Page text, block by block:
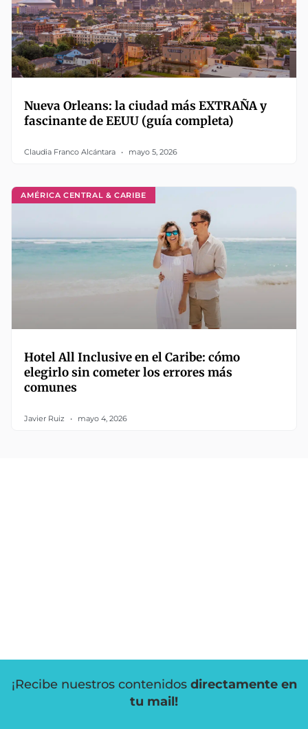
Nueva Orleans: la ciudad más EXTRAÑA y
fascinante de EEUU (guía completa)
Claudia Franco Alcántara mayo 5, 2026
AMÉRICA CENTRAL & CARIBE
Hotel All Inclusive en el Caribe: cómo
elegirlo sin cometer los errores más
comunes
Javier Ruiz mayo 4, 2026
¡Recibe nuestros contenidos directamente en
tu mail!